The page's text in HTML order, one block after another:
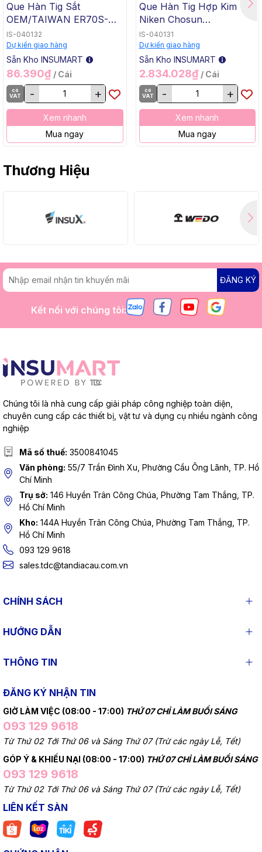
Que Hàn Tig Sắt
OEM/TAIWAN ER70S-G
TG-50, 1.6x1000mm, 5 Kg
/ Hộp, 20 Kg / Thùng
IS-040132
Dự kiến giao hàng
Sẵn Kho INSUMART
86.390₫ / Cái
có
VAT
- +
Xem nhanh
Mua ngay
Que Hàn Tig Hợp Kim
Niken Chosun
ERNiCrMo-3 TGC-625,
2.4x1000mm, 5 Kg / Hộp,
20 Kg / Thùng
IS-040131
Dự kiến giao hàng
Sẵn Kho INSUMART
2.834.028₫ / Cái
có
VAT
- +
Xem nhanh
Mua ngay
Thương Hiệu
ĐĂNG KÝ
Kết nối với chúng tôi:
Chúng tôi là nhà cung cấp giải pháp công nghiệp toàn diện,
chuyên cung cấp các thiết bị, vật tư và dụng cụ nhiều ngành công
nghiệp
Mã số thuế: 3500841045
Văn phòng: 55/7 Trần Đình Xu, Phường Cầu Ông Lãnh, TP. Hồ
Chí Minh
Trụ sở: 146 Huyền Trân Công Chúa, Phường Tam Thắng, TP.
Hồ Chí Minh
Kho: 144A Huyền Trân Công Chúa, Phường Tam Thắng, TP.
Hồ Chí Minh
093 129 9618
sales.tdc@tandiacau.com.vn
CHÍNH SÁCH
HƯỚNG DẪN
THÔNG TIN
ĐĂNG KÝ NHẬN TIN
GIỜ LÀM VIỆC (08:00 - 17:00) THỨ 07 CHỈ LÀM BUỔI SÁNG
093 129 9618
Từ Thứ 02 Tới Thứ 06 và Sáng Thứ 07 (Trừ các ngày Lễ, Tết)
GÓP Ý & KHIẾU NẠI (08:00 - 17:00) THỨ 07 CHỈ LÀM BUỔI SÁNG
093 129 9618
Từ Thứ 02 Tới Thứ 06 và Sáng Thứ 07 (Trừ các ngày Lễ, Tết)
LIÊN KẾT SÀN